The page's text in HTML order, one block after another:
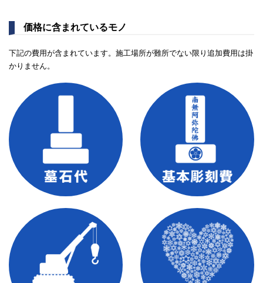
価格に含まれているモノ
下記の費用が含まれています。施工場所が難所でない限り追加費用は掛
かりません。